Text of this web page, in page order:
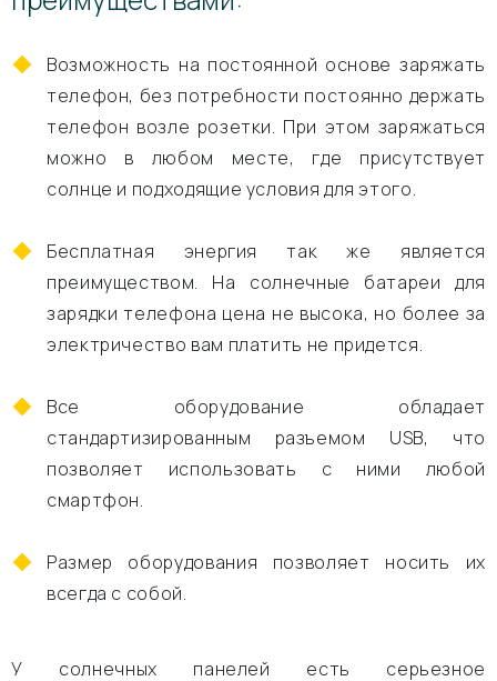
Возможность на постоянной основе заряжать
телефон, без потребности постоянно держать
телефон возле розетки. При этом заряжаться
можно в любом месте, где присутствует
солнце и подходящие условия для этого.
Бесплатная энергия так же является
преимуществом. На солнечные батареи для
зарядки телефона цена не высока, но более за
электричество вам платить не придется.
Все оборудование обладает
стандартизированным разъемом USB, что
позволяет использовать с ними любой
смартфон.
Размер оборудования позволяет носить их
всегда с собой.
У солнечных панелей есть серьезное